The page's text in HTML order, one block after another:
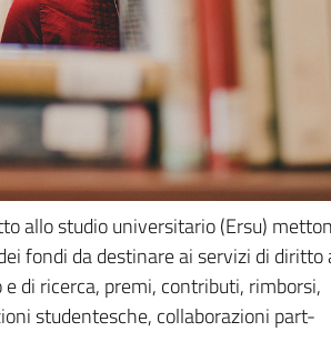
allo studio universitario (Ersu)
fondi da destinare ai servizi di diritto
di ricerca, premi, contributi, rimborsi,
studentesche, collaborazioni part-